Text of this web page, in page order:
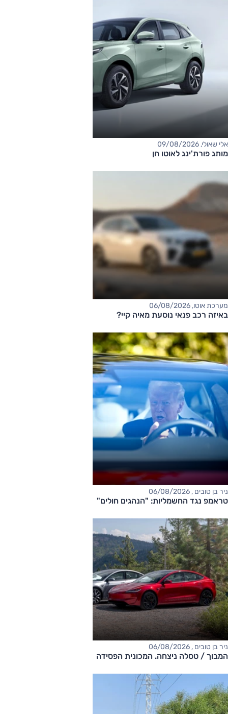
אלי שאולי, 09/08/2026
מותג פורת'ינג לאוטו חן
מערכת אוטו, 06/08/2026
באיזה רכב פנאי נוסעת מאיה קיי?
ניר בן טובים , 06/08/2026
טראמפ נגד החשמליות: "הנהגים חולים"
ניר בן טובים , 06/08/2026
המבוך / טסלה ניצחה. המכונית הפסידה